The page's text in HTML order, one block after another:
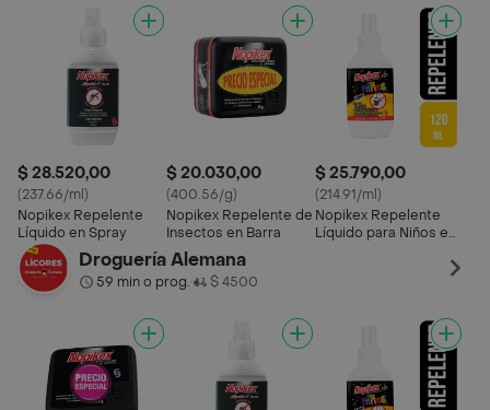
$ 28.520,00
(237.66/ml)
Nopikex Repelente
Líquido en Spray
$ 20.030,00
(400.56/g)
Nopikex Repelente de
Insectos en Barra
$ 25.790,00
(214.91/ml)
Nopikex Repelente
Líquido para Niños en
Droguería Alemana
59 min o prog.• $ 4500